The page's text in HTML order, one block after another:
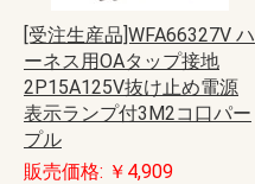
[受注生産品]WFA66327V ハ
ーネス用OAタップ接地
2P15A125V抜け止め電源
表示ランプ付3M2コ口パー
プル
販売価格: ￥4,909